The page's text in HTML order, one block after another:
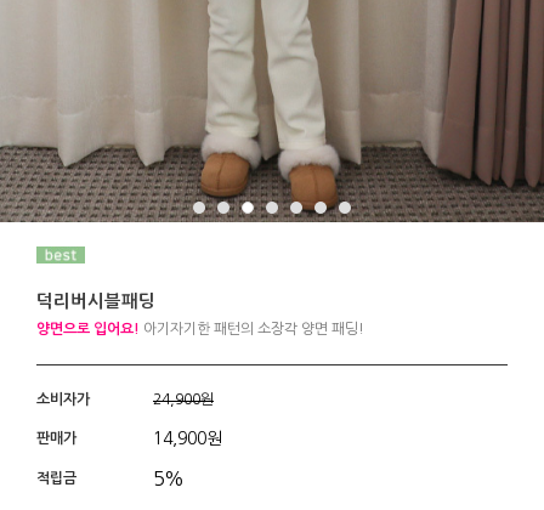
덕리버시블패딩
양면으로 입어요! 아기자기한 패턴의 소장각 양면 패딩!
소비자가 24,900원
판매가 14,900원
적립금 5%